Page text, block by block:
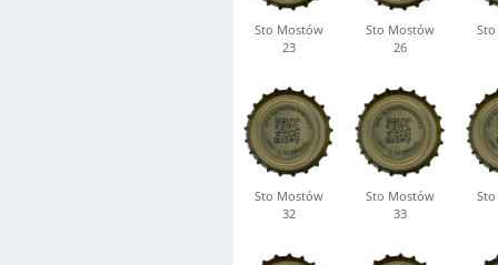
Sto Mostów
23
Sto Mostów
26
Sto Mostów
32
Sto Mostów
33